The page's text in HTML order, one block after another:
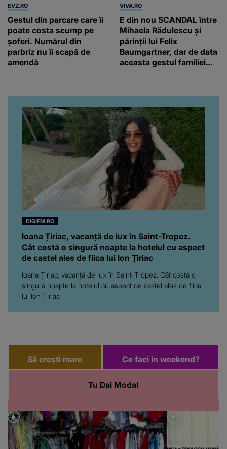
EVZ.RO
Gestul din parcare care îi
poate costa scump pe
șoferi. Numărul din
parbriz nu îi scapă de
amendă
VIVA.RO
E din nou SCANDAL între
Mihaela Rădulescu și
părinții lui Felix
Baumgartner, dar de data
aceasta gestul familiei
noastră! Fostei
prezentatoare nici că-i
vine să creadă că s-a
ajuns până aici, dar e
adevărat, au făcut-o și pe
asta! Și ce a ieșit la iveală
ar fi prea mult pentru
oricine: "Cu… mine, fata
româncă...”
DIGIFM.RO
Ioana Țiriac, vacanță de lux în Saint-Tropez.
Cât costă o singură noapte la hotelul cu aspect
de castel ales de fiica lui Ion Țiriac
Ioana Țiriac, vacanță de lux în Saint-Tropez. Cât costă o
singură noapte la hotelul cu aspect de castel ales de fiica
lui Ion Țiriac
Să crești mare
Tu Dai Moda!
Ce faci in weekend?